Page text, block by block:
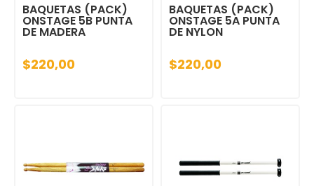
BAQUETAS (PACK)
ONSTAGE 5B PUNTA
DE MADERA
$220,00
BAQUETAS (PACK)
ONSTAGE 5A PUNTA
DE NYLON
$220,00